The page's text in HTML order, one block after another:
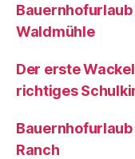
Waldmühle
Der erste
richtiges
Ranch